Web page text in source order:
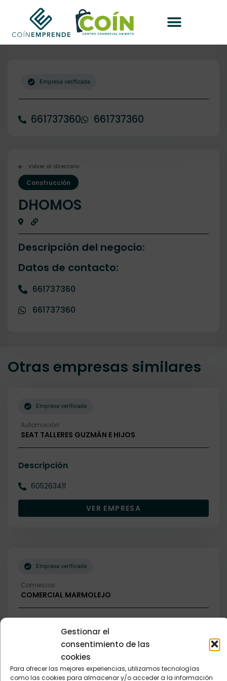
Gestionar el
consentimiento de las
cookies
Para ofrecer las mejores experiencias, utilizamos tecnologías
como las cookies para almacenar y/o acceder a la información
Volver al directorio
Construcción
DHOMOS
Descripción del negocio:
Datos de contacto:
661737360
661737360
Empresa verificada
661737360 661737360
Otras empresas similares
Automoción
SEAT TALLERES GUZMÁN E HIJOS
Descripción
605263411
VER EMPRESA
Empresa verificada
Comercios
COMERCIAL MARMOLEJO
625034208
VER EMPRESA
Empresa verificada